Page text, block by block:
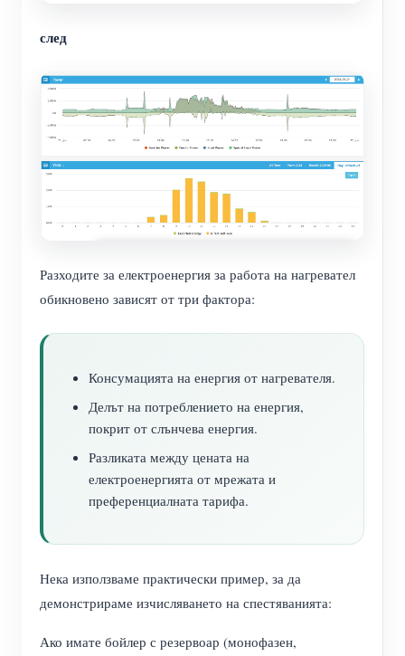
след
Разходите за електроенергия за работа на нагревател
обикновено зависят от три фактора:
Консумацията на енергия от нагревателя.
Делът на потреблението на енергия,
покрит от слънчева енергия.
Разликата между цената на
електроенергията от мрежата и
преференциалната тарифа.
Нека използваме практически пример, за да
демонстрираме изчисляването на спестяванията:
Ако имате бойлер с резервоар (монофазен,